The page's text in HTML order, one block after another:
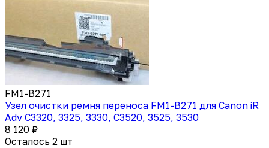
FM1-B271
Узел очистки ремня переноса FM1-B271 для Canon iR
Adv C3320, 3325, 3330, C3520, 3525, 3530
8 120 ₽
Осталось 2 шт